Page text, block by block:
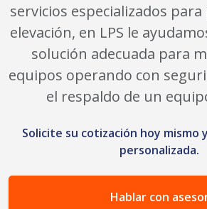
servicios especializados
elevación, en LPS le
solución adecuada para
equipos operando con
el respaldo de un
Solicite su cotización hoy mismo
personalizada.
Hablar con